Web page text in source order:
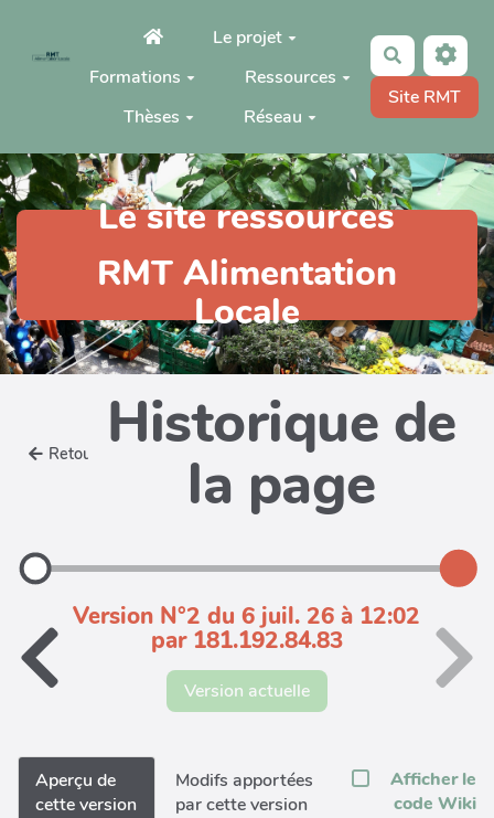
Aller au contenu principalLe projet
Formations
Ressources
Thèses
Réseau
Rechercher
Site RMT
Le site ressources
RMT Alimentation
Locale
Retour
Historique de
la page
Version N°2 du 6 juil. 26 à 12:02
par 181.192.84.83
Version actuelle
Aperçu de
cette version
Modifs apportées
par cette version
Afficher le
code Wiki